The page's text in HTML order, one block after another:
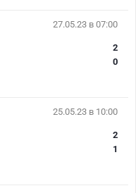
27.05.23 в 07:00
2
0
25.05.23 в 10:00
2
1